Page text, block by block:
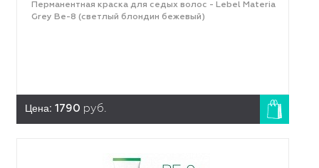
Перманентная краска для седых волос - Lebel Materia
Grey Be-8 (светлый блондин бежевый)
Цена: 1790 руб.